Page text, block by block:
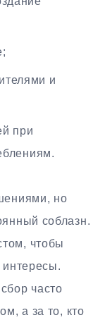
и
при
но
соблазн.
чтобы
интересы.
часто
а за то, кто